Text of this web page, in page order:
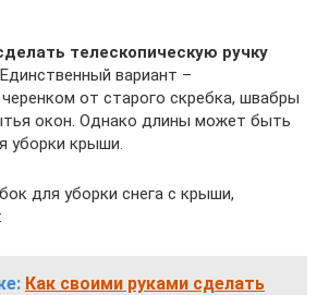
телескопическую ручку
. Единственный вариант –
от старого скребка, швабры
окон. Однако длины может быть
уборки крыши.
для уборки снега с крыши,
Как своими руками сделать